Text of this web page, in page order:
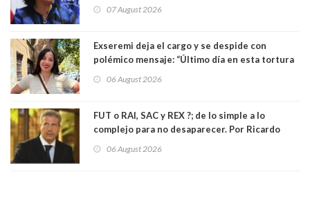
07 August 2026
Exseremi deja el cargo y se despide con
polémico mensaje: “Último día en esta tortura
06 August 2026
FUT o RAI, SAC y REX ?; de lo simple a lo
complejo para no desaparecer. Por Ricardo
06 August 2026